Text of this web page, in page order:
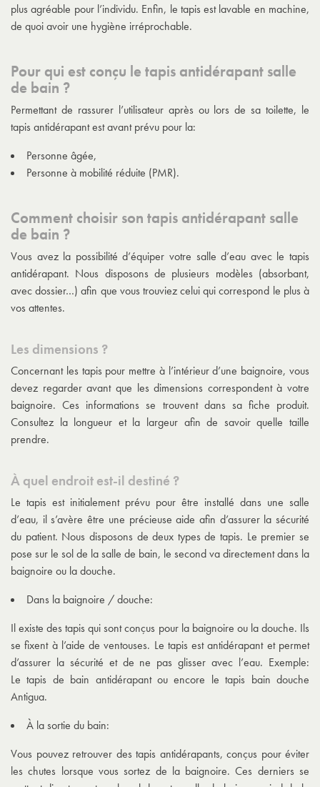
plus agréable pour l’individu. Enfin, le tapis est lavable en machine,
de quoi avoir une hygiène irréprochable.
Pour qui est conçu le tapis antidérapant salle
de bain ?
Permettant de rassurer l’utilisateur après ou lors de sa toilette, le
tapis antidérapant est avant prévu pour la:
Personne âgée,
Personne à mobilité réduite (PMR).
Comment choisir son tapis antidérapant salle
de bain ?
Vous avez la possibilité d’équiper votre salle d’eau avec le tapis
antidérapant. Nous disposons de plusieurs modèles (absorbant,
avec dossier…) afin que vous trouviez celui qui correspond le plus à
vos attentes.
Les dimensions ?
Concernant les tapis pour mettre à l’intérieur d’une baignoire, vous
devez regarder avant que les dimensions correspondent à votre
baignoire. Ces informations se trouvent dans sa fiche produit.
Consultez la longueur et la largeur afin de savoir quelle taille
prendre.
À quel endroit est-il destiné ?
Le tapis est initialement prévu pour être installé dans une salle
d’eau, il s’avère être une précieuse aide afin d’assurer la sécurité
du patient. Nous disposons de deux types de tapis. Le premier se
pose sur le sol de la salle de bain, le second va directement dans la
baignoire ou la douche.
Dans la baignoire / douche:
Il existe des tapis qui sont conçus pour la baignoire ou la douche. Ils
se fixent à l’aide de ventouses. Le tapis est antidérapant et permet
d’assurer la sécurité et de ne pas glisser avec l’eau. Exemple:
Letapis de bain antidérapantou encore letapis bain douche
Antigua.
À la sortie du bain:
Vous pouvez retrouver des tapis antidérapants, conçus pour éviter
les chutes lorsque vous sortez de la baignoire. Ces derniers se